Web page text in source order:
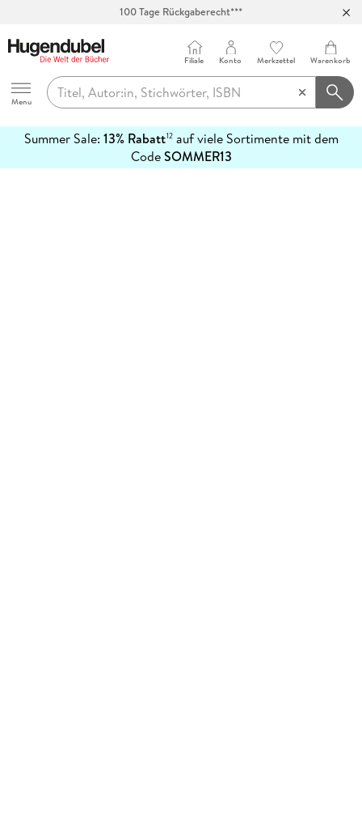
100 Tage Rückgaberecht***
Hugendubel
Menu
Filiale Konto Merkzettel Warenkorb
Summer Sale: 13% Rabatt12auf viele Sortimente mit dem
CodeSOMMER13
erfahren